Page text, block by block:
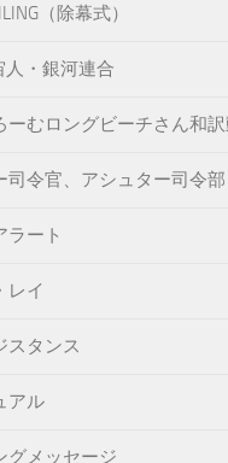
（除幕式）
人・銀河連合
ーむロングビーチさん和
司令官、アシュター司令部
ラート
レイ
スタンス
アル
グメッセージ